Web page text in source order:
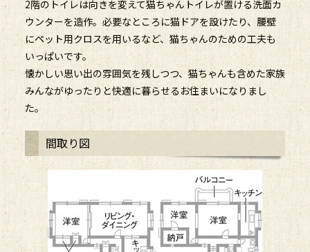
2階のトイレは向きを変えて猫ちゃんトイレが置ける洗面カ
ウンターを造作。必要なところに猫ドアを設けたり、腰壁
にペット用クロスを用いるなど、猫ちゃんのための工夫も
いっぱいです。
懐かしい思い出の雰囲気を残しつつ、猫ちゃんも含めた家族
みんながゆったりと快適に暮らせるお住まいになりまし
た。
間取り図